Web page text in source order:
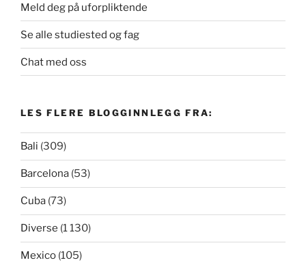
Meld deg på uforpliktende
Se alle studiested og fag
Chat med oss
LES FLERE BLOGGINNLEGG FRA:
Bali (309)
Barcelona (53)
Cuba (73)
Diverse (1 130)
Mexico (105)